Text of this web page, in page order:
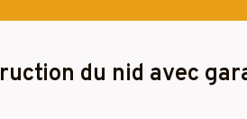
du nid avec